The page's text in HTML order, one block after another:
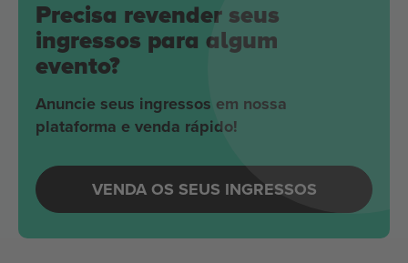
Precisa revender seus
ingressos para algum
evento?
Anuncie seus ingressos em nossa
plataforma e venda rápido!
VENDA OS SEUS INGRESSOS